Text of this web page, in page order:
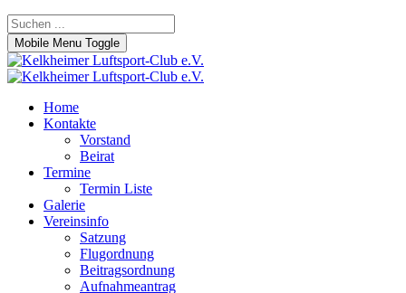
Mobile Menu Toggle
Home
Kontakte
Vorstand
Beirat
Termine
Termin Liste
Galerie
Vereinsinfo
Satzung
Flugordnung
Beitragsordnung
Aufnahmeantrag